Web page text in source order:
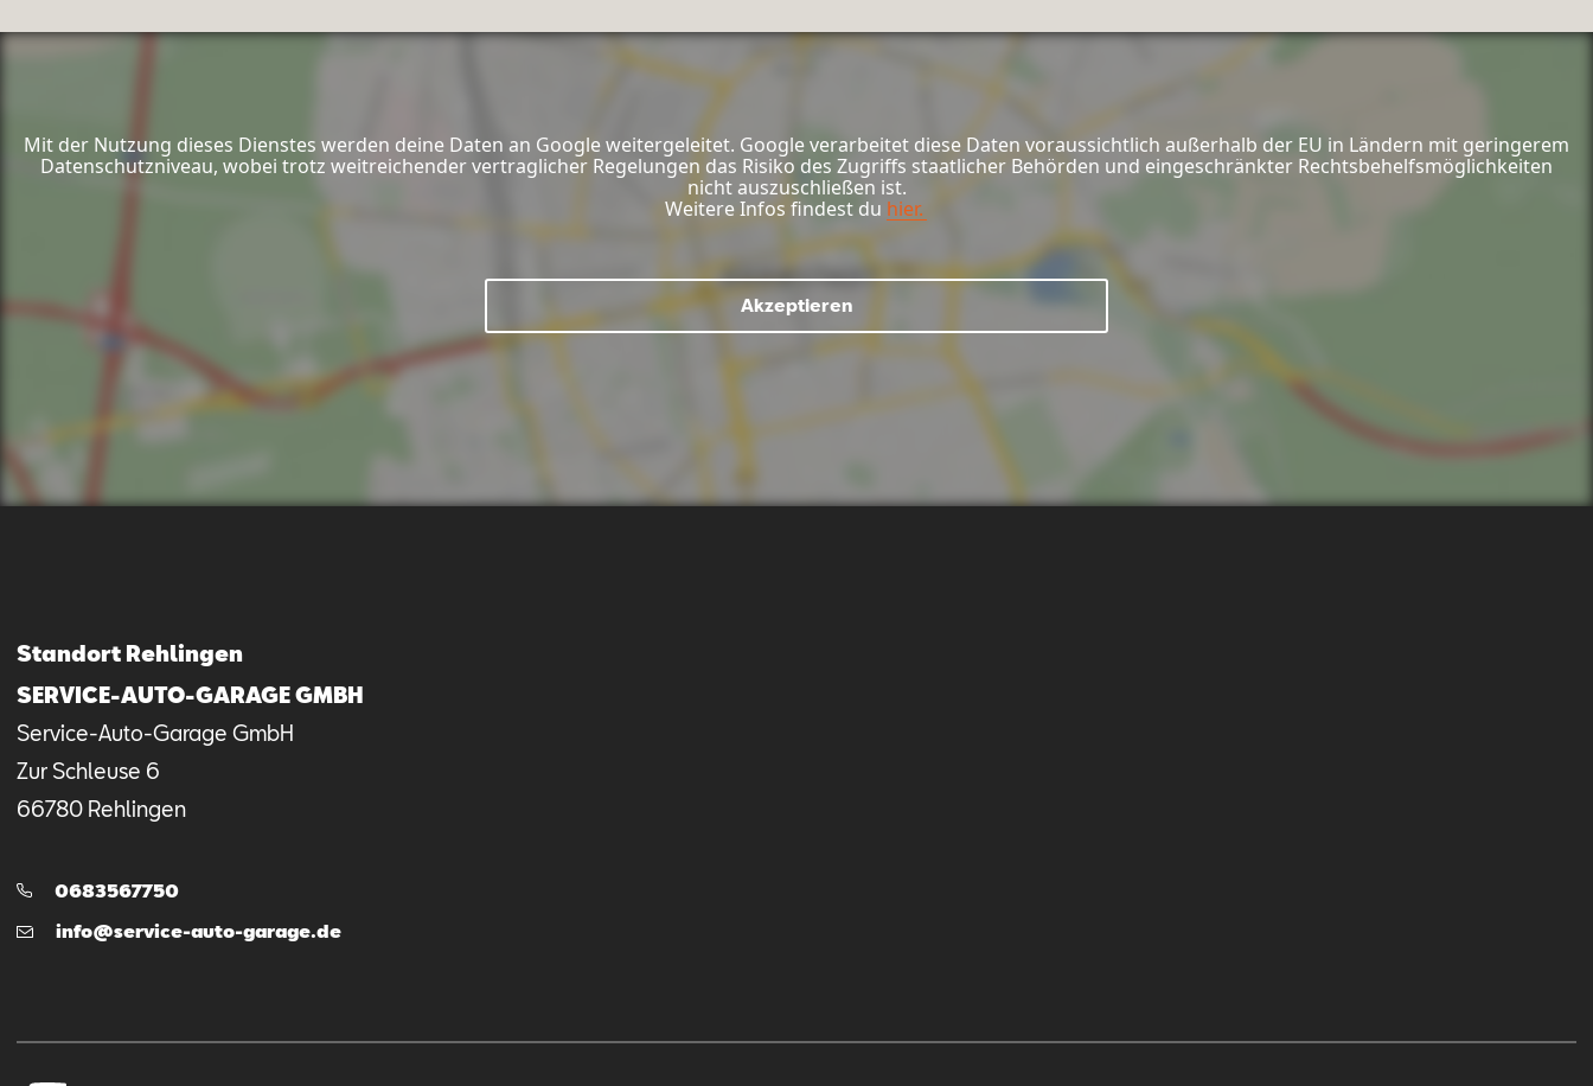
Mit der Nutzung dieses Dienstes werden deine Daten an Google weitergeleitet. Google verarbeitet diese Daten voraussichtlich außerhalb der EU in Ländern mit geringerem
Datenschutzniveau, wobei trotz weitreichender vertraglicher Regelungen das Risiko des Zugriffs staatlicher Behörden und eingeschränkter Rechtsbehelfsmöglichkeiten
nicht auszuschließen ist.
Weitere Infos findest du hier.
Akzeptieren
Standort Rehlingen
SERVICE-AUTO-GARAGE GMBH
Service-Auto-Garage GmbH
Zur Schleuse 6
66780 Rehlingen
Telefon:
0683567750
E-
info@service-auto-garage.de